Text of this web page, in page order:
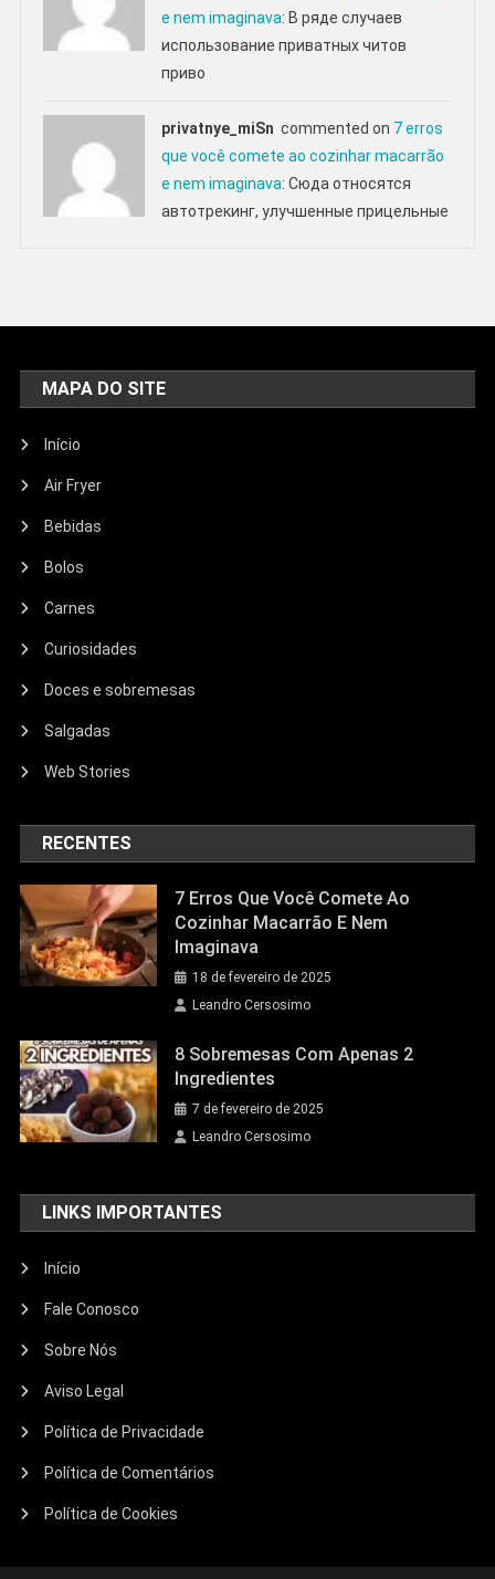
e nem imaginava: В ряде случаев
использование приватных читов
приво
privatnye_miSn commented on 7 erros
que você comete ao cozinhar macarrão
e nem imaginava: Сюда относятся
автотрекинг, улучшенные прицельные
MAPA DO SITE
Início
Air Fryer
Bebidas
Bolos
Carnes
Curiosidades
Doces e sobremesas
Salgadas
Web Stories
RECENTES
7 Erros Que Você Comete Ao
Cozinhar Macarrão E Nem
Imaginava
18 de fevereiro de 2025
Leandro Cersosimo
8 Sobremesas Com Apenas 2
Ingredientes
7 de fevereiro de 2025
Leandro Cersosimo
LINKS IMPORTANTES
Início
Fale Conosco
Sobre Nós
Aviso Legal
Política de Privacidade
Política de Comentários
Política de Cookies